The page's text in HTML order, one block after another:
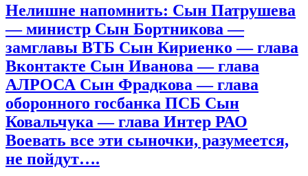
Нелишне напомнить: Сын Патрушева
— министр Сын Бортникова —
замглавы ВТБ Сын Кириенко — глава
Вконтакте Сын Иванова — глава
АЛРОСА Сын Фрадкова — глава
оборонного госбанка ПСБ Сын
Ковальчука — глава Интер РАО
Воевать все эти сыночки, разумеется,
не пойдут….